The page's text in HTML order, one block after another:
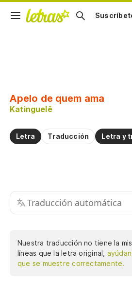
Apelo de quem ama
Katinguelê
Letra Traducción Letra y
Traducción automática
Nuestra traducción no tiene la
líneas que la letra original,
que se muestre correctamente.
Practicar la pronunciación